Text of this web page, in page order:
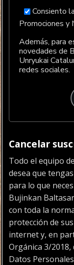
Consiento
Promociones y
Además, para
novedades de
Unryukai
redes sociales.
Cancelar
Todo el equipo
desea que
para lo que
Bujinkan
con toda la
protección de
internet y, en
Orgánica 3/2018,
Datos